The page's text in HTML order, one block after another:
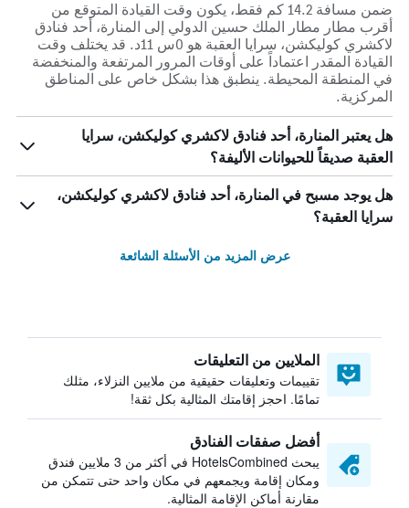
ضمن مسافة 14.2 كم فقط، يكون وقت القيادة المتوقع من
أقرب مطار مطار الملك حسين الدولي إلى المنارة، أحد فنادق
لاكشري كوليكشن، سرايا العقبة هو 0س 11د. قد يختلف وقت
القيادة المقدر اعتماداً على أوقات المرور المرتفعة والمنخفضة
في المنطقة المحيطة. ينطبق هذا بشكل خاص على المناطق
المركزية.
هل يعتبر المنارة، أحد فنادق لاكشري كوليكشن، سرايا
العقبة صديقاً للحيوانات الأليفة؟
هل يوجد مسبح في المنارة، أحد فنادق لاكشري كوليكشن،
سرايا العقبة؟
عرض المزيد من الأسئلة الشائعة
الملايين من التعليقات
تقييمات وتعليقات حقيقية من ملايين النزلاء، مثلك
تمامًا. احجز إقامتك المثالية بكل ثقة!
أفضل صفقات الفنادق
يبحث HotelsCombined في أكثر من 3 ملايين فندق
ومكان إقامة ويجمعهم في مكان واحد حتى تتمكن من
مقارنة أماكن الإقامة المثالية.